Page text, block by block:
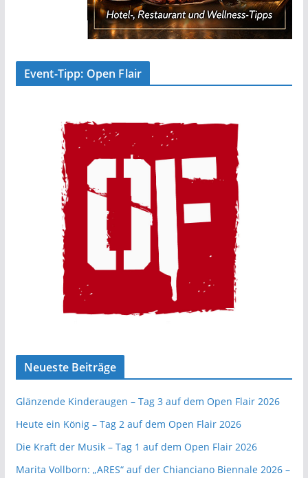
Event-Tipp: Open Flair
Neueste Beiträge
Glänzende Kinderaugen – Tag 3 auf dem Open Flair 2026
Heute ein König – Tag 2 auf dem Open Flair 2026
Die Kraft der Musik – Tag 1 auf dem Open Flair 2026
Marita Vollborn: „ARES“ auf der Chianciano Biennale 2026 –